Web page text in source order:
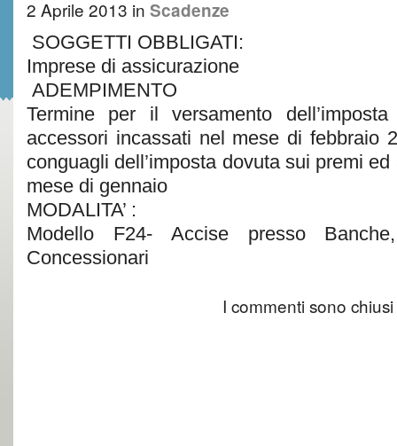
2 Aprile 2013 in Scadenze
SOGGETTI OBBLIGATI:
Imprese di assicurazione
ADEMPIMENTO
Termine per il versamento
accessori incassati nel mese di febbraio
conguagli dell’imposta dovuta sui premi
mese di gennaio
MODALITA’ :
Modello F24- Accise presso
Concessionari
I commenti sono chiusi